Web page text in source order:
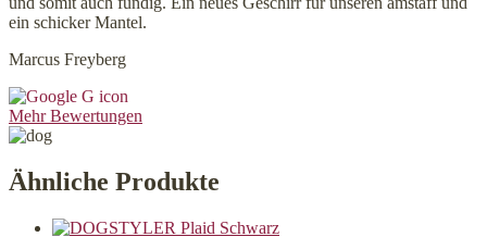
ein schicker Mantel.
Marcus Freyberg
Mehr Bewertungen
Ähnliche Produkte